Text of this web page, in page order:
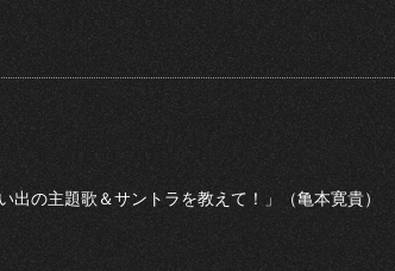
出の主題歌＆サントラを教えて！」（亀本寛貴）